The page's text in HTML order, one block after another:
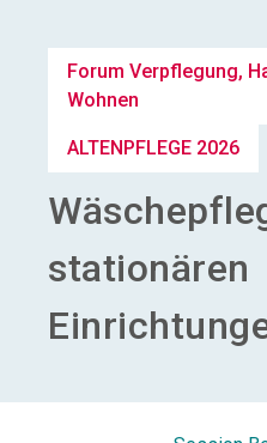
Forum Verpflegung,
Wohnen
ALTENPFLEGE 2026
stationären